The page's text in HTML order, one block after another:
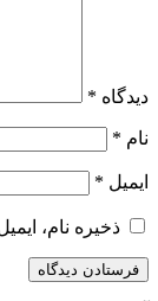
دیدگاه *
نام *
ایمیل *
ذخیره نام،